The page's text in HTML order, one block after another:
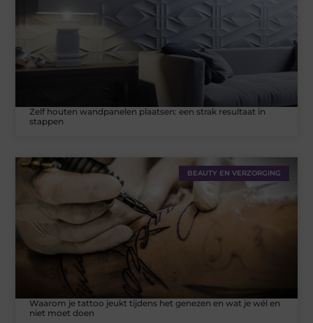
Zelf houten wandpanelen plaatsen: een strak resultaat in
stappen
BEAUTY EN VERZORGING
Waarom je tattoo jeukt tijdens het genezen en wat je wél en
niet moet doen